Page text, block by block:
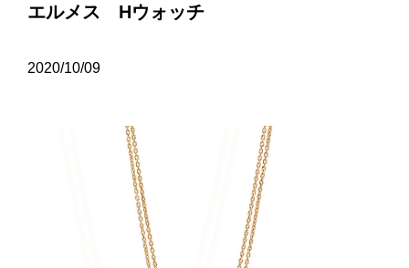
エルメス Hウォッチ
2020/10/09